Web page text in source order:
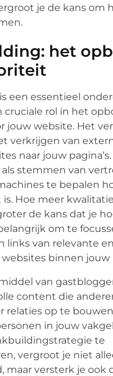
je de kans om
het
een essentieel
cruciale rol in het
jouw website. Het
verkrijgen van
naar jouw
stemmen van
te bepalen
Hoe meer
de kans dat je
om te
links van relevante en
binnen jouw
van
content die
relaties op te
in jouw
te
vergroot je niet
maar versterk je ook